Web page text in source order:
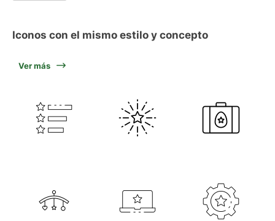
Iconos con el mismo estilo y concepto
Ver más